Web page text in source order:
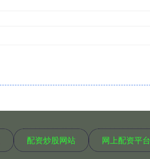
配资炒股网站 网上配资平台